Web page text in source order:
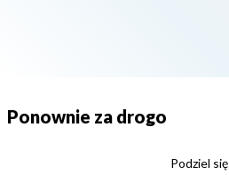
Ponownie za drogo
Podziel się